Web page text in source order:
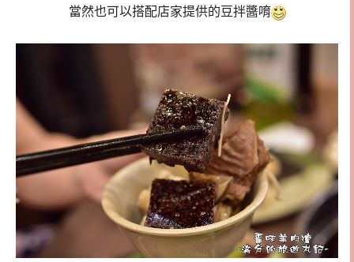
當然也可以搭配店家提供的豆拌醬唷